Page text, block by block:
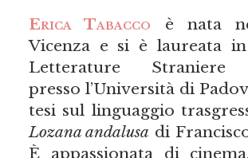
Erica Tabacco è nata
Vicenza e si è laureata
Letterature Straniere
presso l’Università di
tesi sul linguaggio
Lozana andalusa di
È appassionata di